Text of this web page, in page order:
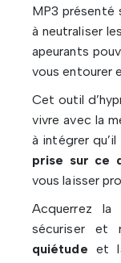
MP3 présenté
à neutraliser
apeurants
vous entourer
Cet outil
vivre avec la
à intégrer
prise sur ce
vous laisser
Acquerrez la
sécuriser et
quiétude et